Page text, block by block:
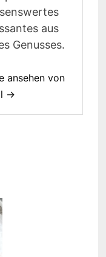
aus
Genusses.
ansehen von
→